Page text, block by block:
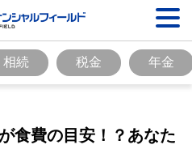
相続 税金 年金
食費の目安！？あなた